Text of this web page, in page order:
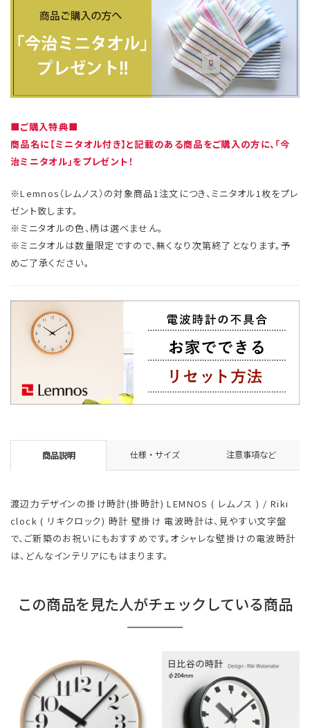
■ご購入特典■
商品名に【ミニタオル付き】と記載のある商品をご購入の方に、「今
治ミニタオル」をプレゼント！
※Lemnos（レムノス）の対象商品1注文につき、ミニタオル1枚をプレ
ゼント致します。
※ミニタオルの色、柄は選べません。
※ミニタオルは数量限定ですので、無くなり次第終了となります。予
めご了承ください。
商品説明 仕様・サイズ 注意事項など
渡辺力デザインの掛け時計(掛時計) LEMNOS ( レムノス ) / Riki
clock ( リキクロック) 時計 壁掛け 電波時計は、見やすい文字盤
で、ご新築のお祝いにもおすすめです。オシャレな壁掛けの電波時計
は、どんなインテリアにもはまります。
この商品を見た人がチェックしている商品